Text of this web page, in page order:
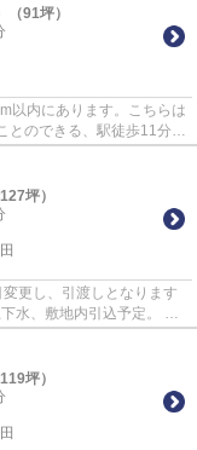
91坪）
以内にあります。こちらは
とのできる、駅徒歩11分の
坪）
更し、引渡しとなります
水、敷地内引込予定。 南
坪）